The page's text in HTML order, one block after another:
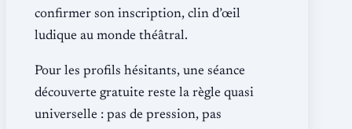
confirmer son inscription, clin d’œil
ludique au monde théâtral.
Pour les profils hésitants, une séance
découverte gratuite reste la règle quasi
universelle : pas de pression, pas